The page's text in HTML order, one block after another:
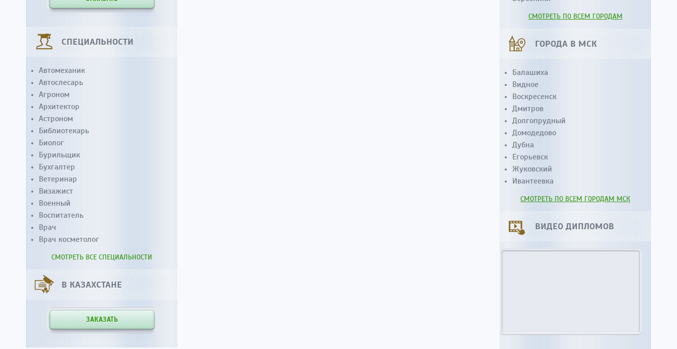
СПЕЦИАЛЬНОСТИ
Автомеханик
Автослесарь
Агроном
Архитектор
Астроном
Библиотекарь
Биолог
Бурильщик
Бухгалтер
Ветеринар
Визажист
Военный
Воспитатель
Врач
Врач косметолог
СМОТРЕТЬ ВСЕ СПЕЦИАЛЬНОСТИ
В КАЗАХСТАНЕ
ЗАКАЗАТЬ
СМОТРЕТЬ ПО ВСЕМ ГОРОДАМ
ГОРОДА В МСК
Балашиха
Видное
Воскресенск
Дмитров
Долгопрудный
Домодедово
Дубна
Егорьевск
Жуковский
Ивантеевка
СМОТРЕТЬ ПО ВСЕМ ГОРОДАМ МСК
ВИДЕО ДИПЛОМОВ